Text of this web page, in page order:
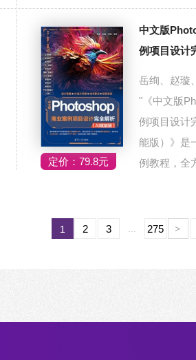
岗位接待和
定价：79.8元
中文版
例项目设计
岳绚、赵璇
"《中文版
例项目设计
能版）》是
例教程，全
1 2 3 275 >